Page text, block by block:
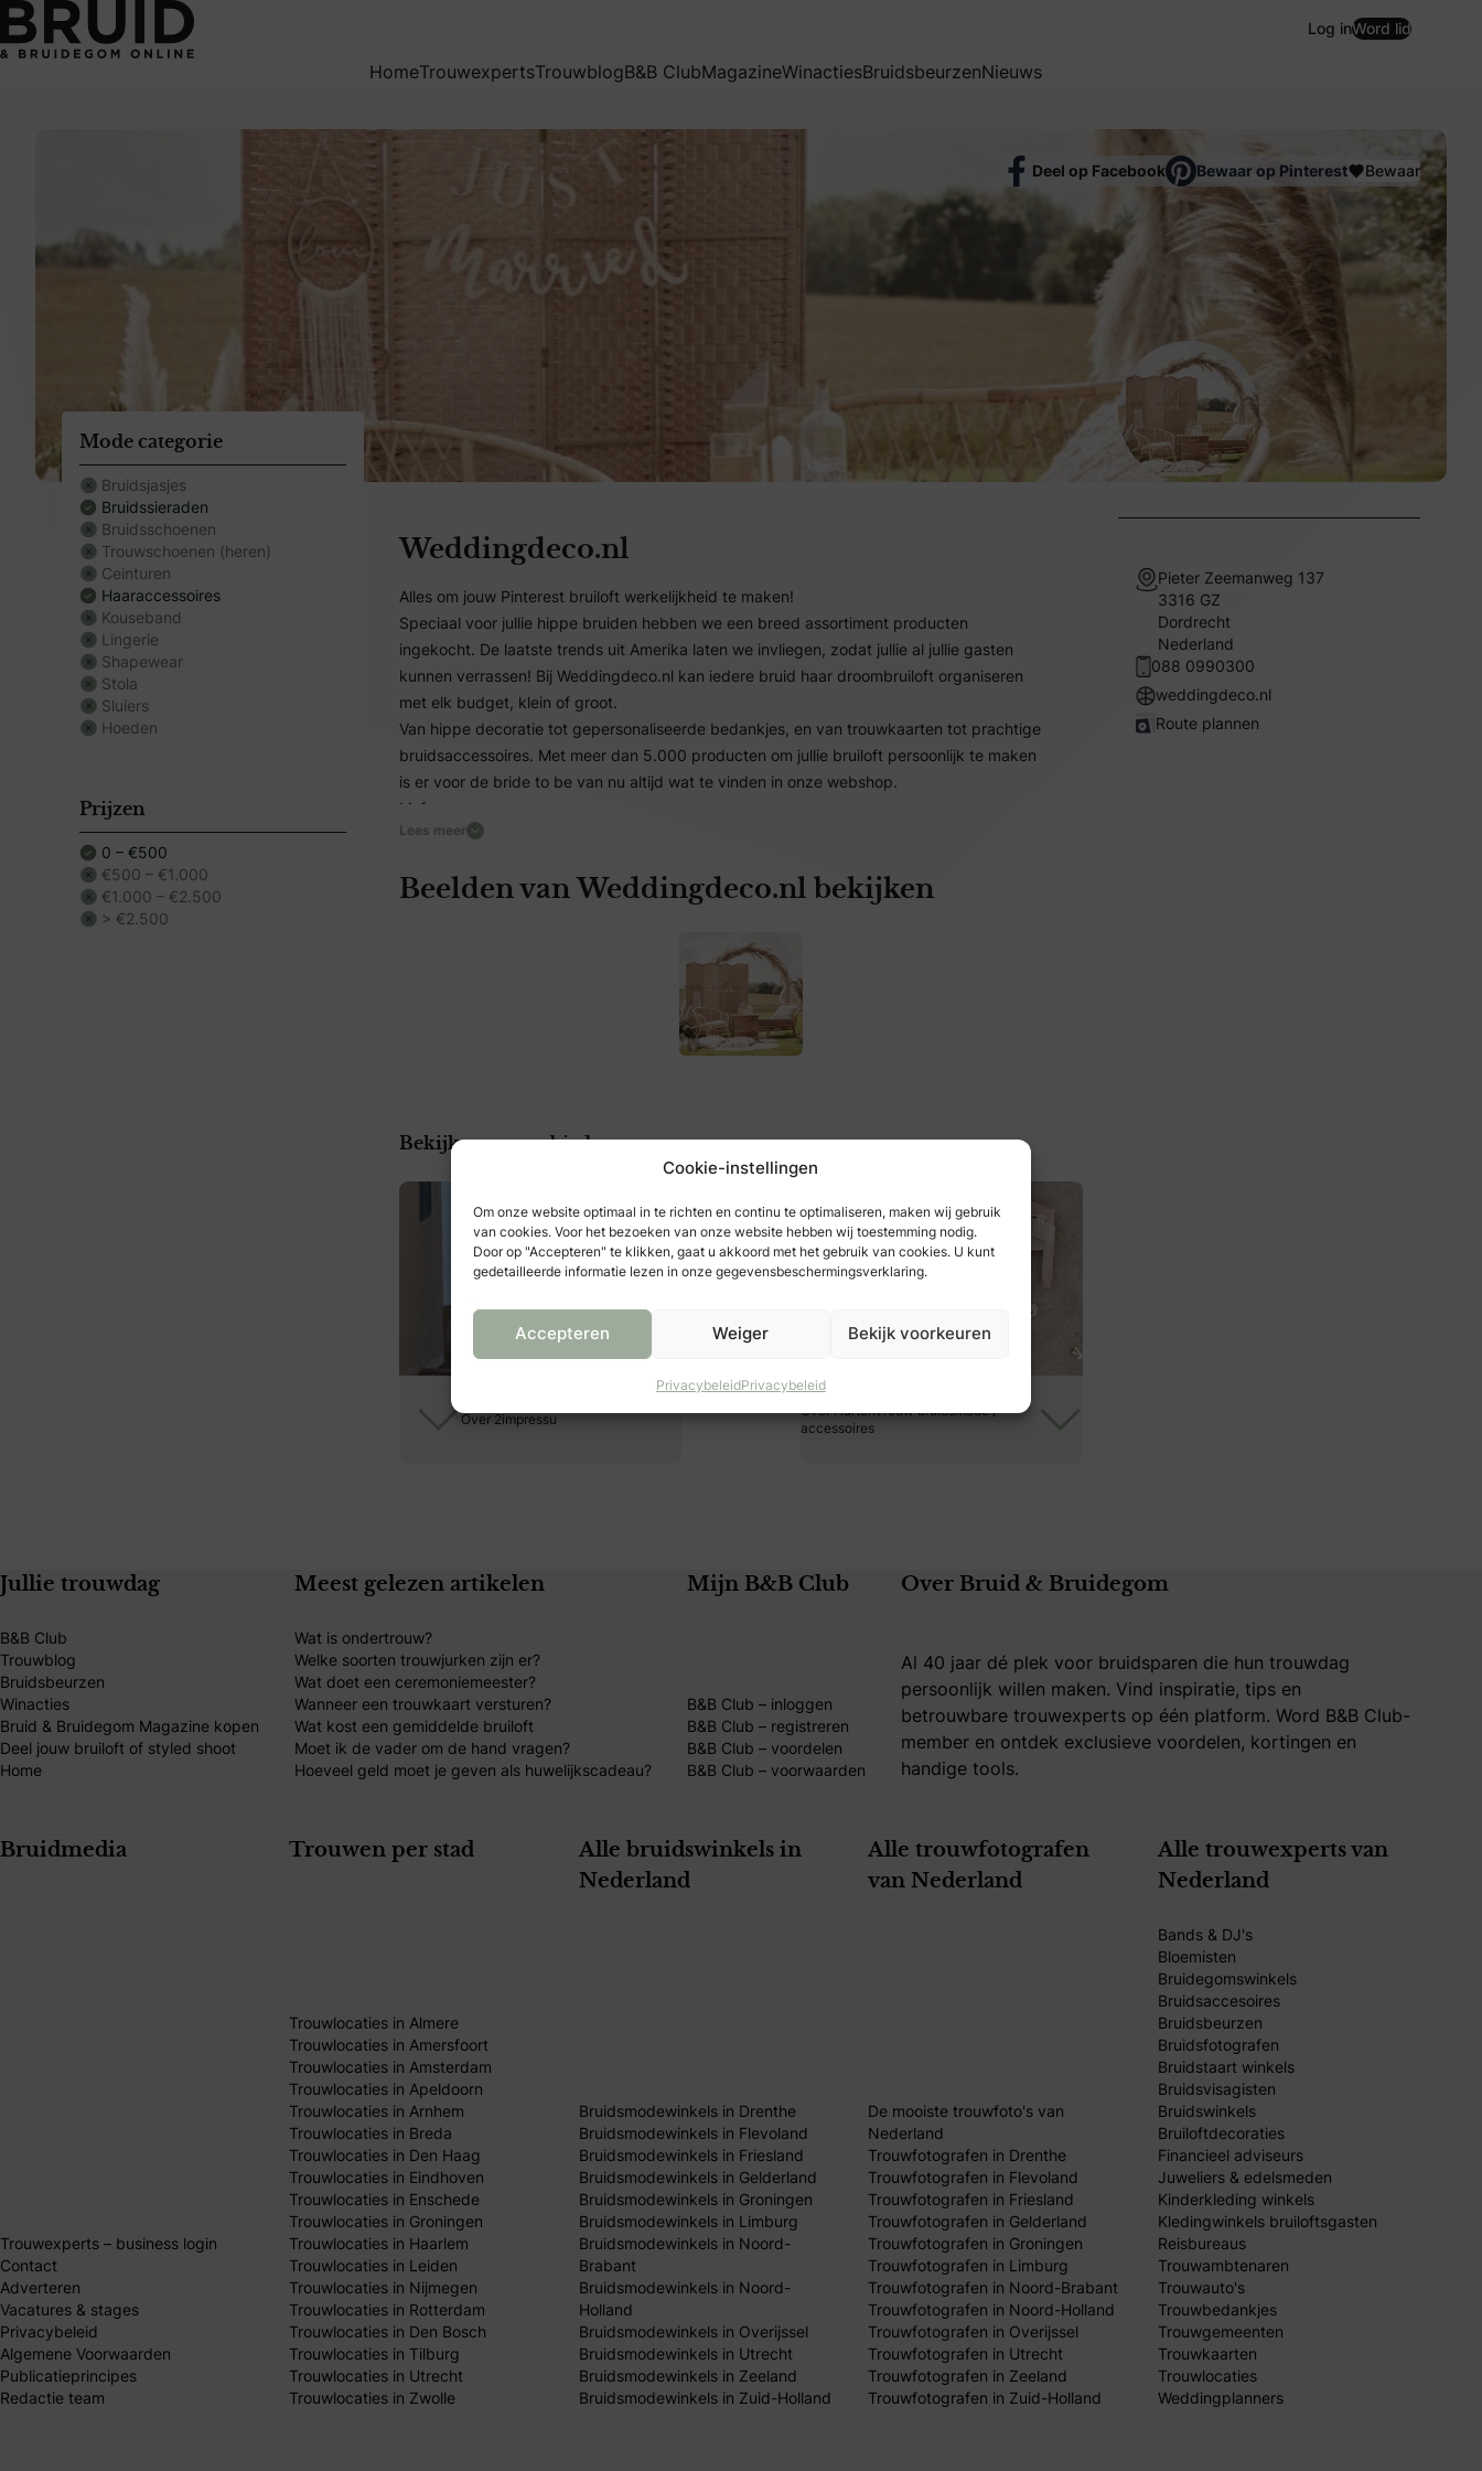
Cookie-instellingen
Om onze website optimaal in te richten en continu te optimaliseren, maken wij gebruik
van cookies. Voor het bezoeken van onze website hebben wij toestemming nodig.
Door op "Accepteren" te klikken, gaat u akkoord met het gebruik van cookies. U kunt
gedetailleerde informatie lezen in onze gegevensbeschermingsverklaring.
Accepteren Weiger Bekijk voorkeuren
PrivacybeleidPrivacybeleid
Log inWord lid
HomeTrouwexpertsTrouwblogB&B ClubMagazineWinactiesBruidsbeurzenNieuws
Deel op Facebook Bewaar op Pinterest Bewaar
Mode categorie
Bruidsjasjes
Bruidssieraden
Bruidsschoenen
Trouwschoenen (heren)
Ceinturen
Haaraccessoires
Kouseband
Lingerie
Shapewear
Stola
Sluiers
Hoeden
Prijzen
0 – €500
€500 – €1.000
€1.000 – €2.500
> €2.500
Beelden van Weddingdeco.nl bekijken
Weddingdeco.nl
Alles om jouw Pinterest bruiloft werkelijkheid te maken!
Speciaal voor jullie hippe bruiden hebben we een breed assortiment producten
ingekocht. De laatste trends uit Amerika laten we invliegen, zodat jullie al jullie gasten
kunnen verrassen! Bij Weddingdeco.nl kan iedere bruid haar droombruiloft organiseren
met elk budget, klein of groot.
Van hippe decoratie tot gepersonaliseerde bedankjes, en van trouwkaarten tot prachtige
bruidsaccessoires. Met meer dan 5.000 producten om jullie bruiloft persoonlijk te maken
is er voor de bride to be van nu altijd wat te vinden in onze webshop.
Liefs,
Tineke & Team Weddingdeco.nl
Your best day ever starts at Weddingdeco.nl!
Lees meer
Bekijk meer aanbieders
Over 2impressu
Over Hartenvrouw bruidsmode /
accessoires
Pieter Zeemanweg 137
3316 GZ
Dordrecht
Nederland
088 0990300
weddingdeco.nl
Route plannen
Jullie trouwdag
B&B Club
Trouwblog
Bruidsbeurzen
Winacties
Bruid & Bruidegom Magazine kopen
Deel jouw bruiloft of styled shoot
Home
Meest gelezen artikelen
Wat is ondertrouw?
Welke soorten trouwjurken zijn er?
Wat doet een ceremoniemeester?
Wanneer een trouwkaart versturen?
Wat kost een gemiddelde bruiloft
Moet ik de vader om de hand vragen?
Hoeveel geld moet je geven als huwelijkscadeau?
Mijn B&B Club
B&B Club – inloggen
B&B Club – registreren
B&B Club – voordelen
B&B Club – voorwaarden
Over Bruid & Bruidegom
Al 40 jaar dé plek voor bruidsparen die hun trouwdag
persoonlijk willen maken. Vind inspiratie, tips en
betrouwbare trouwexperts op één platform. Word B&B Club-
member en ontdek exclusieve voordelen, kortingen en
handige tools.
Bruidmedia
Trouwexperts – business login
Contact
Adverteren
Vacatures & stages
Privacybeleid
Algemene Voorwaarden
Publicatieprincipes
Redactie team
Trouwen per stad
Trouwlocaties in Almere
Trouwlocaties in Amersfoort
Trouwlocaties in Amsterdam
Trouwlocaties in Apeldoorn
Trouwlocaties in Arnhem
Trouwlocaties in Breda
Trouwlocaties in Den Haag
Trouwlocaties in Eindhoven
Trouwlocaties in Enschede
Trouwlocaties in Groningen
Trouwlocaties in Haarlem
Trouwlocaties in Leiden
Trouwlocaties in Nijmegen
Trouwlocaties in Rotterdam
Trouwlocaties in Den Bosch
Trouwlocaties in Tilburg
Trouwlocaties in Utrecht
Trouwlocaties in Zwolle
Alle bruidswinkels in
Nederland
Bruidsmodewinkels in Drenthe
Bruidsmodewinkels in Flevoland
Bruidsmodewinkels in Friesland
Bruidsmodewinkels in Gelderland
Bruidsmodewinkels in Groningen
Bruidsmodewinkels in Limburg
Bruidsmodewinkels in Noord-
Brabant
Bruidsmodewinkels in Noord-
Holland
Bruidsmodewinkels in Overijssel
Bruidsmodewinkels in Utrecht
Bruidsmodewinkels in Zeeland
Bruidsmodewinkels in Zuid-Holland
Alle trouwfotografen
van Nederland
De mooiste trouwfoto's van
Nederland
Trouwfotografen in Drenthe
Trouwfotografen in Flevoland
Trouwfotografen in Friesland
Trouwfotografen in Gelderland
Trouwfotografen in Groningen
Trouwfotografen in Limburg
Trouwfotografen in Noord-Brabant
Trouwfotografen in Noord-Holland
Trouwfotografen in Overijssel
Trouwfotografen in Utrecht
Trouwfotografen in Zeeland
Trouwfotografen in Zuid-Holland
Alle trouwexperts van
Nederland
Bands & DJ's
Bloemisten
Bruidegomswinkels
Bruidsaccesoires
Bruidsbeurzen
Bruidsfotografen
Bruidstaart winkels
Bruidsvisagisten
Bruidswinkels
Bruiloftdecoraties
Financieel adviseurs
Juweliers & edelsmeden
Kinderkleding winkels
Kledingwinkels bruiloftsgasten
Reisbureaus
Trouwambtenaren
Trouwauto's
Trouwbedankjes
Trouwgemeenten
Trouwkaarten
Trouwlocaties
Weddingplanners